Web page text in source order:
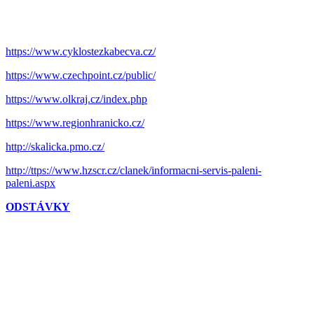
https://www.cyklostezkabecva.cz/
https://www.czechpoint.cz/public/
https://www.olkraj.cz/index.php
https://www.regionhranicko.cz/
http://skalicka.pmo.cz/
http://ttps://www.hzscr.cz/clanek/informacni-servis-paleni-
paleni.aspx
ODSTÁVKY